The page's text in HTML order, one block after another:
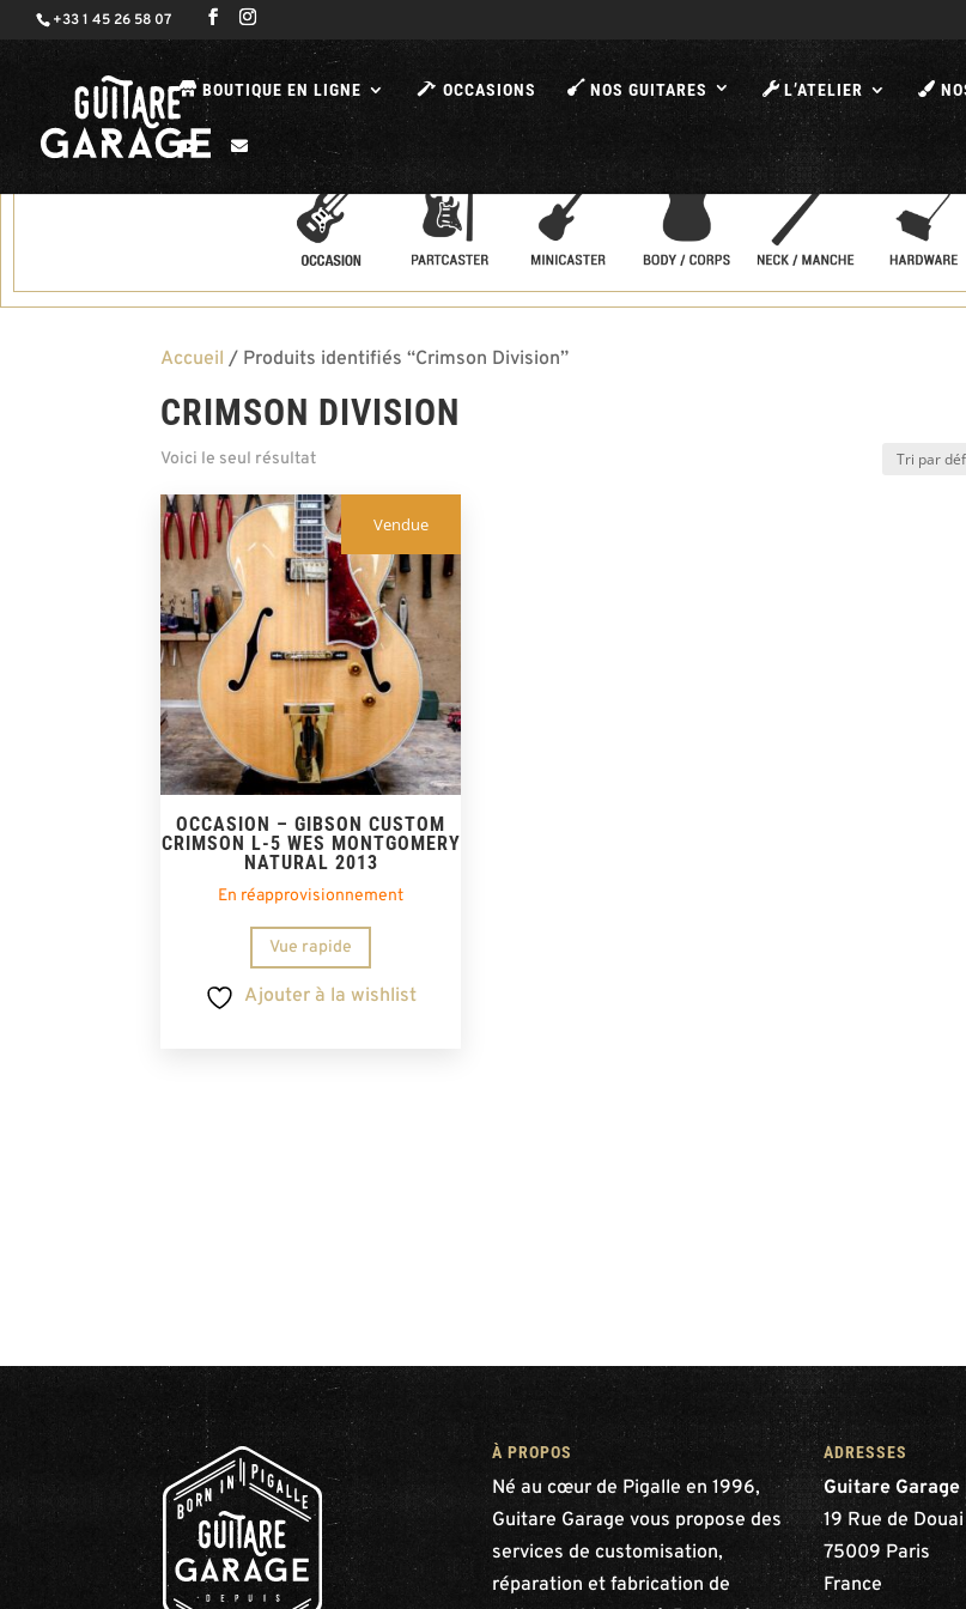
+33 1 45 26 58 07
BOUTIQUE EN LIGNE OCCASIONS A NOS GUITARES L’ATELIER
Accueil / Produits identifiés “Crimson Division”
CRIMSON DIVISION
Voici le seul résultat
Vendue
OCCASION – GIBSON CUSTOM
CRIMSON L-5 WES MONTGOMERY
NATURAL 2013
En réapprovisionnement
Vue rapide
Ajouter à la wishlist
À PROPOS
Né au cœur de Pigalle en 1996,
Guitare Garage vous propose des
services de customisation,
réparation et fabrication de
ADRESSES
Guitare
19 Rue de Douai
75009 Paris
France